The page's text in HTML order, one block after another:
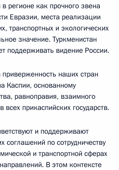
регионе как прочного звена
Евразии, места реализации
транспортных и экологических
значение. Туркменистан
поддерживать видение России.
наших стран
Каспии, основанному
равноправия, взаимного
всех прикаспийских государств.
и поддерживают
соглашений по сотрудничеству
и транспортной сферах
В этом контексте